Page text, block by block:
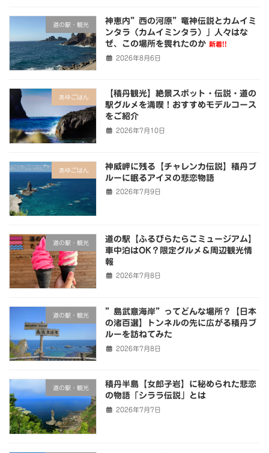
道の駅・観光
神恵内”西の河原”竜神伝説とカムイミ
ンタラ（カムイミンタラ）」人々はな
ぜ、この場所を畏れたのか 新着!!
2026年8月6日
あゆごはん
【積丹観光】絶景スポット・伝説・道の
駅グルメを満喫！おすすめモデルコース
をご紹介
2026年7月10日
あゆごはん
神威岬に残る【チャレンカ伝説】積丹ブ
ルーに眠るアイヌの悲恋物語
2026年7月9日
道の駅・観光
道の駅【ふるびらたらこミュージアム】
車中泊はOK？限定グルメ＆周辺観光情
報
2026年7月8日
道の駅・観光
”島武意海岸”ってどんな場所？【日本
の渚百選】トンネルの先に広がる積丹ブ
ルーを訪ねてみた
2026年7月8日
道の駅・観光
積丹半島【女郎子岩】に秘められた悲恋
の物語「シララ伝説」とは
2026年7月7日